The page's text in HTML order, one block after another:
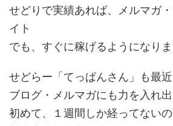
せどりで実績あれば、メルマガ
イト
でも、すぐに稼げるようになりま
せどらー「てっぱんさん」も最近
ブログ・メルマガにも力を入れ出
初めて、１週間しか経ってない